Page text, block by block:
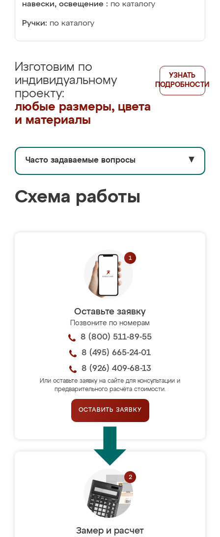
навески, освещение : по каталогу
Ручки: по каталогу
Изготовим по
индивидуальному
проекту:
любые размеры, цвета
и материалы
УЗНАТЬ
ПОДРОБНОСТИ
Часто задаваемые вопросы ▼
Схема работы
Оставьте заявку
Позвоните по номерам
8 (800) 511-89-55
8 (495) 665-24-01
8 (926) 409-68-13
Или оставьте заявку на сайте для консультации и
предварительного расчёта стоимости.
ОСТАВИТЬ ЗАЯВКУ
Замер и расчет